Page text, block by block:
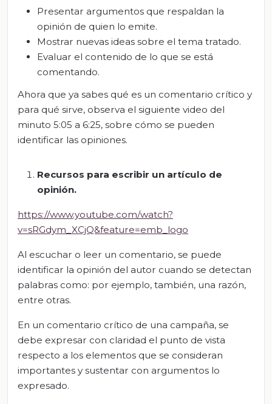
Presentar argumentos que respaldan la
opinión de quien lo emite.
Mostrar nuevas ideas sobre el tema tratado.
Evaluar el contenido de lo que se está
comentando.
Ahora que ya sabes qué es un comentario crítico y
para qué sirve, observa el siguiente video del
minuto 5:05 a 6:25, sobre cómo se pueden
identificar las opiniones.
Recursos para escribir un artículo de
opinión.
https://www.youtube.com/watch?
v=sRGdym_XCjQ&feature=emb_logo
Al escuchar o leer un comentario, se puede
identificar la opinión del autor cuando se detectan
palabras como: por ejemplo, también, una razón,
entre otras.
En un comentario crítico de una campaña, se
debe expresar con claridad el punto de vista
respecto a los elementos que se consideran
importantes y sustentar con argumentos lo
expresado.